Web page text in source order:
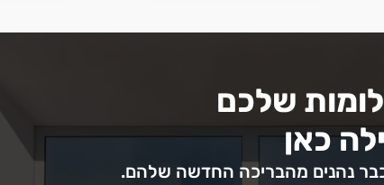
שלכם
כאן
נהנים מהבריכה החדשה שלהם.